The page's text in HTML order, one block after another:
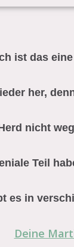
ist das
her,
nicht
Teil
es in
Deine